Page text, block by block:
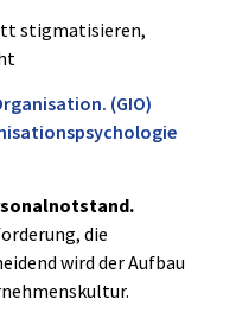
stigmatisieren,
(GIO)
die
wird der Aufbau